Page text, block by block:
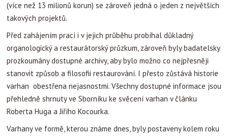
(více než 13 milionů korun) se zároveň jedná o jeden z největších
takových projektů.
Před zahájením prací i v jejich průběhu probíhal důkladný
organologický a restaurátorský průzkum, zároveň byly badatelsky
prozkoumány dostupné archivy, aby bylo možno co nejpřesněji
stanovit způsob a filosofii restaurování. I přesto zůstává historie
varhan obestřena nejasnostmi. Všechny dostupné informace jsou
přehledně shrnuty ve Sborníku ke svěcení varhan v článku
Roberta Huga a Jiřího Kocourka.
Varhany ve formě, kterou známe dnes, byly postaveny kolem roku